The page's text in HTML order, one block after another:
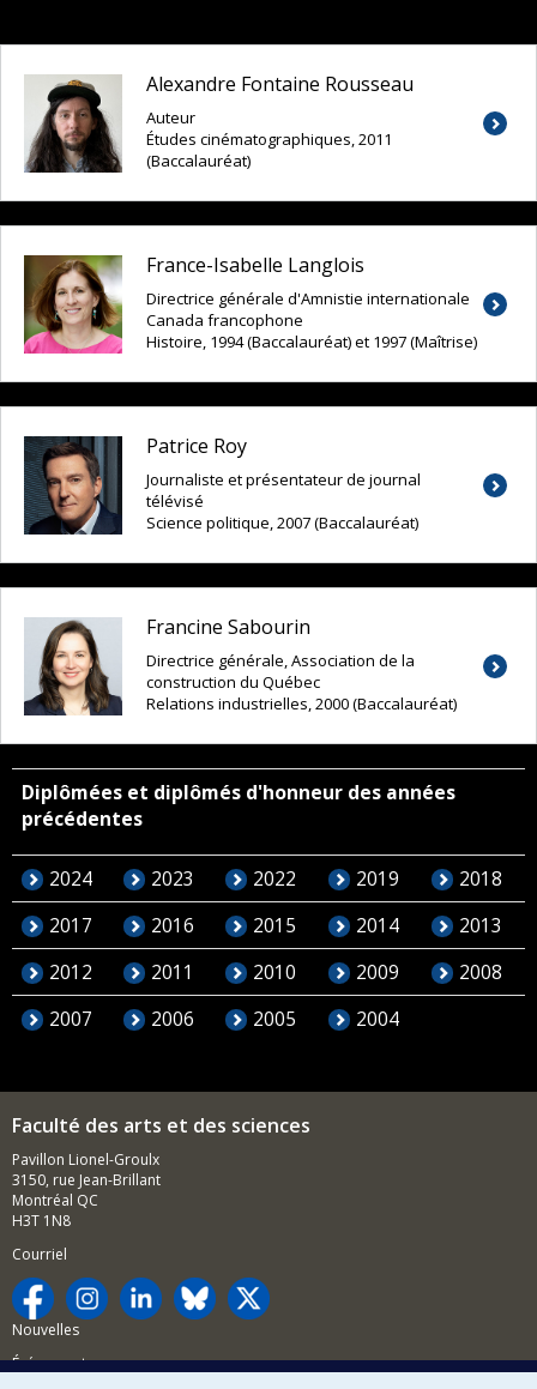
Alexandre Fontaine Rousseau
Auteur
Études cinématographiques, 2011
(Baccalauréat)
France-Isabelle Langlois
Directrice générale d'Amnistie internationale
Canada francophone
Histoire, 1994 (Baccalauréat) et 1997 (Maîtrise)
Patrice Roy
Journaliste et présentateur de journal
télévisé
Science politique, 2007 (Baccalauréat)
Francine Sabourin
Directrice générale, Association de la
construction du Québec
Relations industrielles, 2000 (Baccalauréat)
Diplômées et diplômés d'honneur des années
précédentes
2024 2023 2022 2019
2018
2017
2016 2015 2014
2013
2012
2011 2010 2009
2008
2007
2006 2005 2004
Faculté des arts et des sciences
Pavillon Lionel-Groulx
3150, rue Jean-Brillant
Montréal QC
H3T 1N8
Courriel
Nouvelles
Événements